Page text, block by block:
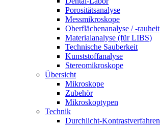
Porositätsanalyse
Messmikroskope
Oberflächenanalyse / -rauheit
Materialanalyse (für LIBS)
Technische Sauberkeit
Kunststoffanalyse
Stereomikroskope
Übersicht
Mikroskope
Zubehör
Mikroskoptypen
Technik
Durchlicht-Kontrastverfahren